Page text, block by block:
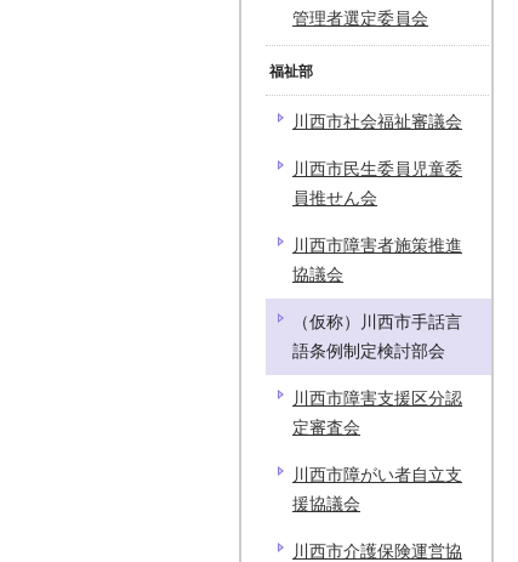
管理者選定委員会
福祉部
川西市社会福祉審議会
川西市民生委員児童委
員推せん会
川西市障害者施策推進
協議会
（仮称）川西市手話言
語条例制定検討部会
川西市障害支援区分認
定審査会
川西市障がい者自立支
援協議会
川西市介護保険運営協